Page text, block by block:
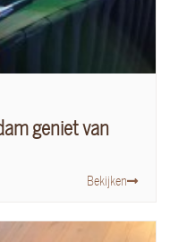
geniet van
Bekijken